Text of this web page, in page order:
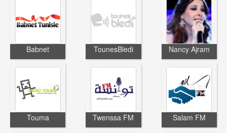
Babnet TounesBledi Nancy Ajram
Touma Twenssa FM Salam FM